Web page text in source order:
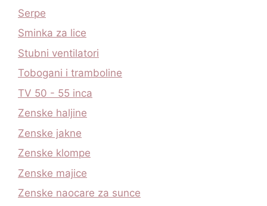
Serpe
Sminka za lice
Stubni ventilatori
Tobogani i tramboline
TV 50 - 55 inca
Zenske haljine
Zenske jakne
Zenske klompe
Zenske majice
Zenske naocare za sunce